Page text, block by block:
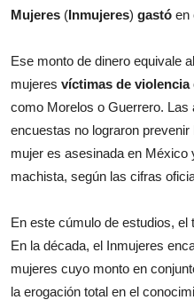
Mujeres (Inmujeres) gastó en
Ese monto de dinero equivale
mujeres víctimas de violencia
como Morelos o Guerrero.
encuestas no lograron
mujer es asesinada en México
machista, según las cifras
En este cúmulo de estudios,
En la década, el Inmujeres
mujeres cuyo monto en
la erogación total en el